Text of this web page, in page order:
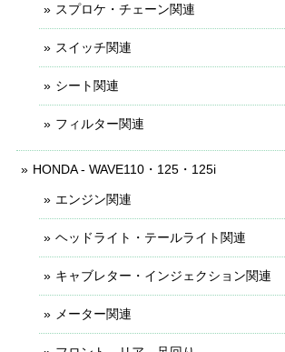
スプロケ・チェーン関連
スイッチ関連
シート関連
フィルター関連
HONDA - WAVE110・125・125i
エンジン関連
ヘッドライト・テールライト関連
キャブレター・インジェクション関連
メーター関連